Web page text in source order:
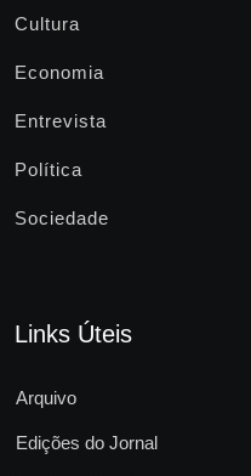
Cultura
Economia
Entrevista
Política
Sociedade
Links Úteis
Arquivo
Edições do Jornal